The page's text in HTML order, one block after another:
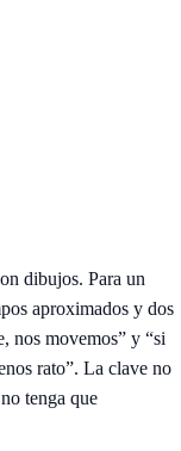
dibujos. Para un
aproximados y dos
nos movemos” y “si
rato”. La clave no
tenga que